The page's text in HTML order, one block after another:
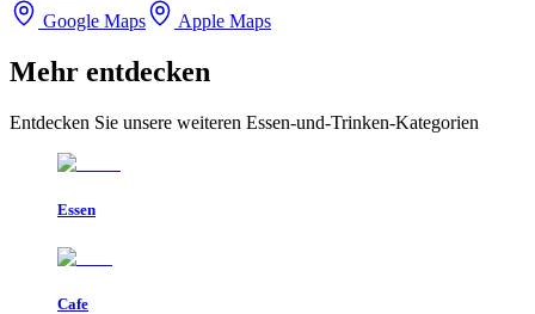
Google Maps
Apple Maps
Mehr entdecken
Entdecken Sie unsere weiteren Essen-und-Trinken-Kategorien
Essen
Cafe